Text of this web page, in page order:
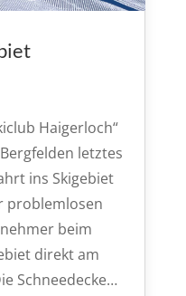
Haigerloch“
letztes
ins Skigebiet
problemlosen
beim
direkt am
Schneedecke…